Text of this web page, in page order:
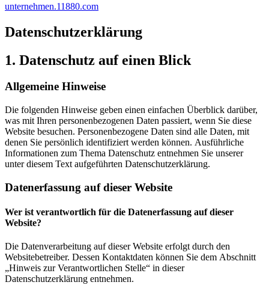
unternehmen.11880.com
Datenschutz­erklärung
1. Datenschutz auf einen Blick
Allgemeine Hinweise
Die folgenden Hinweise geben einen einfachen Überblick darüber,
was mit Ihren personenbezogenen Daten passiert, wenn Sie diese
Website besuchen. Personenbezogene Daten sind alle Daten, mit
denen Sie persönlich identifiziert werden können. Ausführliche
Informationen zum Thema Datenschutz entnehmen Sie unserer
unter diesem Text aufgeführten Datenschutzerklärung.
Datenerfassung auf dieser Website
Wer ist verantwortlich für die Datenerfassung auf dieser
Website?
Die Datenverarbeitung auf dieser Website erfolgt durch den
Websitebetreiber. Dessen Kontaktdaten können Sie dem Abschnitt
„Hinweis zur Verantwortlichen Stelle“ in dieser
Datenschutzerklärung entnehmen.